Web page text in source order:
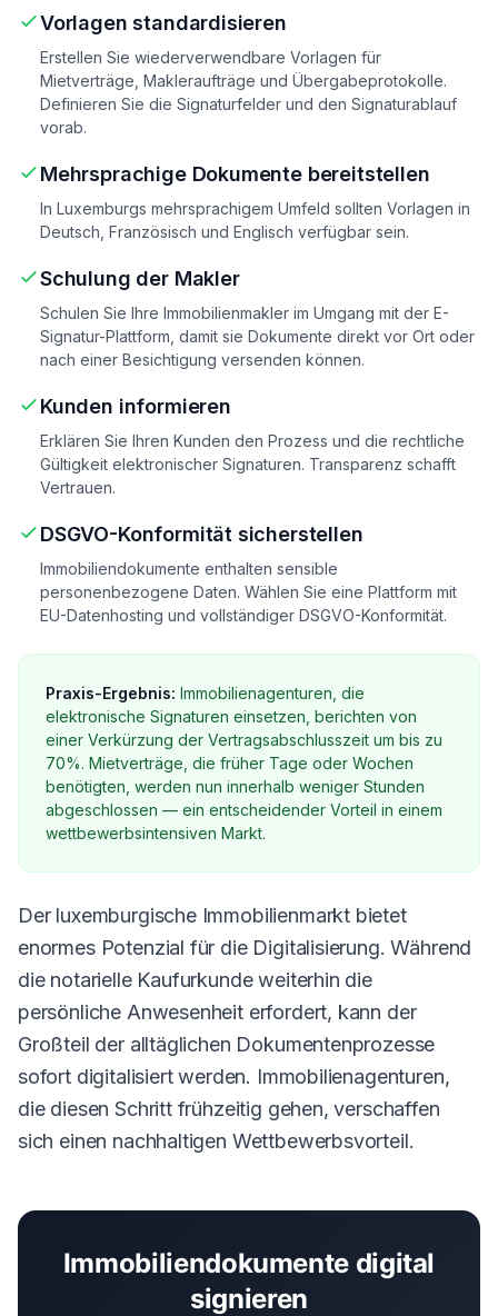
Vorlagen standardisieren
Erstellen Sie wiederverwendbare Vorlagen für
Mietverträge, Makleraufträge und Übergabeprotokolle.
Definieren Sie die Signaturfelder und den Signaturablauf
vorab.
Mehrsprachige Dokumente bereitstellen
In Luxemburgs mehrsprachigem Umfeld sollten Vorlagen in
Deutsch, Französisch und Englisch verfügbar sein.
Schulung der Makler
Schulen Sie Ihre Immobilienmakler im Umgang mit der E-
Signatur-Plattform, damit sie Dokumente direkt vor Ort oder
nach einer Besichtigung versenden können.
Kunden informieren
Erklären Sie Ihren Kunden den Prozess und die rechtliche
Gültigkeit elektronischer Signaturen. Transparenz schafft
Vertrauen.
DSGVO-Konformität sicherstellen
Immobiliendokumente enthalten sensible
personenbezogene Daten. Wählen Sie eine Plattform mit
EU-Datenhosting und vollständiger DSGVO-Konformität.
Praxis-Ergebnis: Immobilienagenturen, die
elektronische Signaturen einsetzen, berichten von
einer Verkürzung der Vertragsabschlusszeit um bis zu
70%. Mietverträge, die früher Tage oder Wochen
benötigten, werden nun innerhalb weniger Stunden
abgeschlossen — ein entscheidender Vorteil in einem
wettbewerbsintensiven Markt.
Der luxemburgische Immobilienmarkt bietet
enormes Potenzial für die Digitalisierung. Während
die notarielle Kaufurkunde weiterhin die
persönliche Anwesenheit erfordert, kann der
Großteil der alltäglichen Dokumentenprozesse
sofort digitalisiert werden. Immobilienagenturen,
die diesen Schritt frühzeitig gehen, verschaffen
sich einen nachhaltigen Wettbewerbsvorteil.
Immobiliendokumente digital
signieren